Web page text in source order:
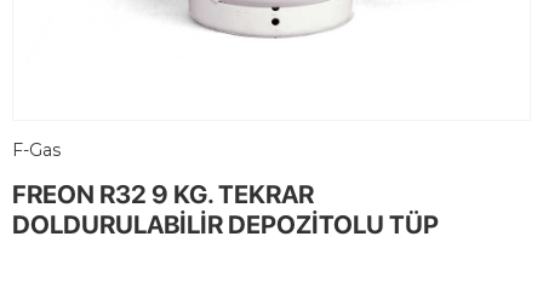
F-Gas
FREON R32 9 KG. TEKRAR
DOLDURULABİLİR DEPOZİTOLU TÜP